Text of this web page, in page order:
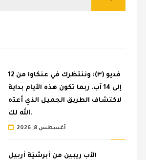
فديو (٣): وننتظرك في عنكاوا من 12
إلى 14 آب. ربما تكون هذه الأيام بداية
لاكتشاف الطريق الجميل الذي أعدّه
الله لك.
أغسطس 8, 2026
الأب ريبين من أبرشيّة أربيل